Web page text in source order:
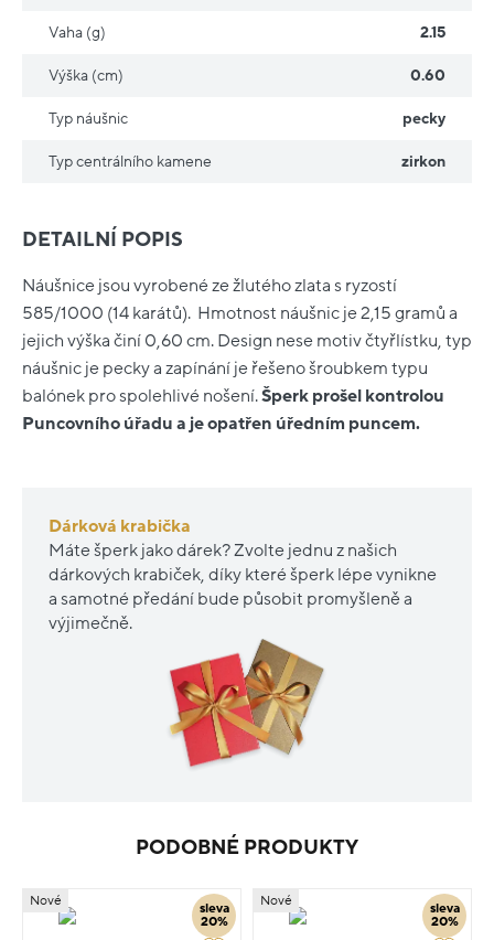
DETAILNÍ POPIS
Náušnice jsou vyrobené ze žlutého zlata s ryzostí
585/1000 (14 karátů). Hmotnost náušnic je 2,15 gramů a
jejich výška činí 0,60 cm. Design nese motiv čtyřlístku, typ
náušnic je pecky a zapínání je řešeno šroubkem typu
balónek pro spolehlivé nošení.Šperk prošel kontrolou
Puncovního úřadu a je opatřen úředním puncem.
Dárková krabička
Máte šperk jako dárek? Zvolte jednu z našich
dárkových krabiček, díky které šperk lépe vynikne
a samotné předání bude působit promyšleně a
výjimečně.
Vaha (g) 2.15
Výška (cm) 0.60
Typ náušnic pecky
Typ centrálního kamene zirkon
PODOBNÉ PRODUKTY
sleva
20%
Nové
sleva
20%
Nové